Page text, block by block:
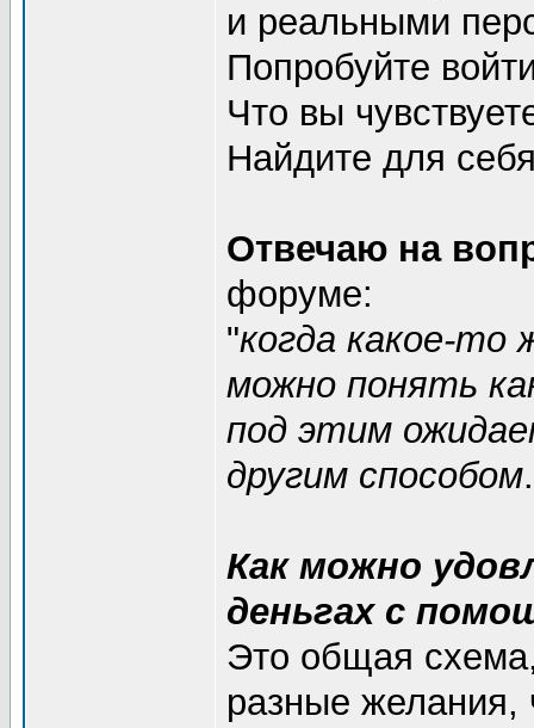
и реальными
Попробуйте
Что вы
Найдите для
Отвечаю на
форуме:
"когда какое-то
можно понять
под этим
другим способом
Как можно
деньгах с
Это общая
разные желания,